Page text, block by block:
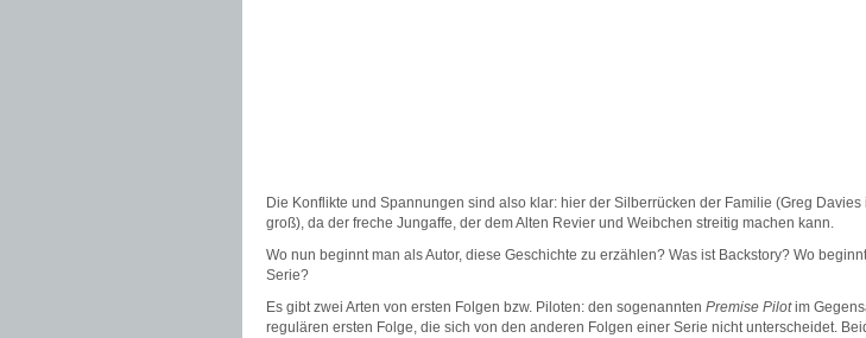
Die Konflikte und Spannungen sind also klar: hier der Silberrücken der Familie (Greg Davies
groß), da der freche Jungaffe, der dem Alten Revier und Weibchen streitig machen kann.
Wo nun beginnt man als Autor, diese Geschichte zu erzählen? Was ist Backstory? Wo
Serie?
Es gibt zwei Arten von ersten Folgen bzw. Piloten: den sogenannten Premise Pilotim
regulären ersten Folge, die sich von den anderen Folgen einer Serie nicht unterscheidet.